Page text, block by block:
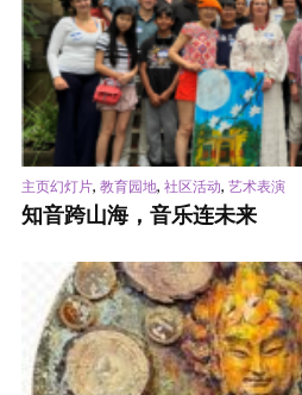
主页幻灯片, 教育园地, 社区活动, 艺术表演
知音跨山海，音乐连未来